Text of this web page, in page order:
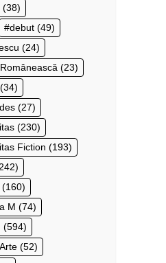
(38)
debut (49)
(24)
(23)
(34)
(27)
(230)
Fiction (193)
(160)
M (74)
(594)
(52)